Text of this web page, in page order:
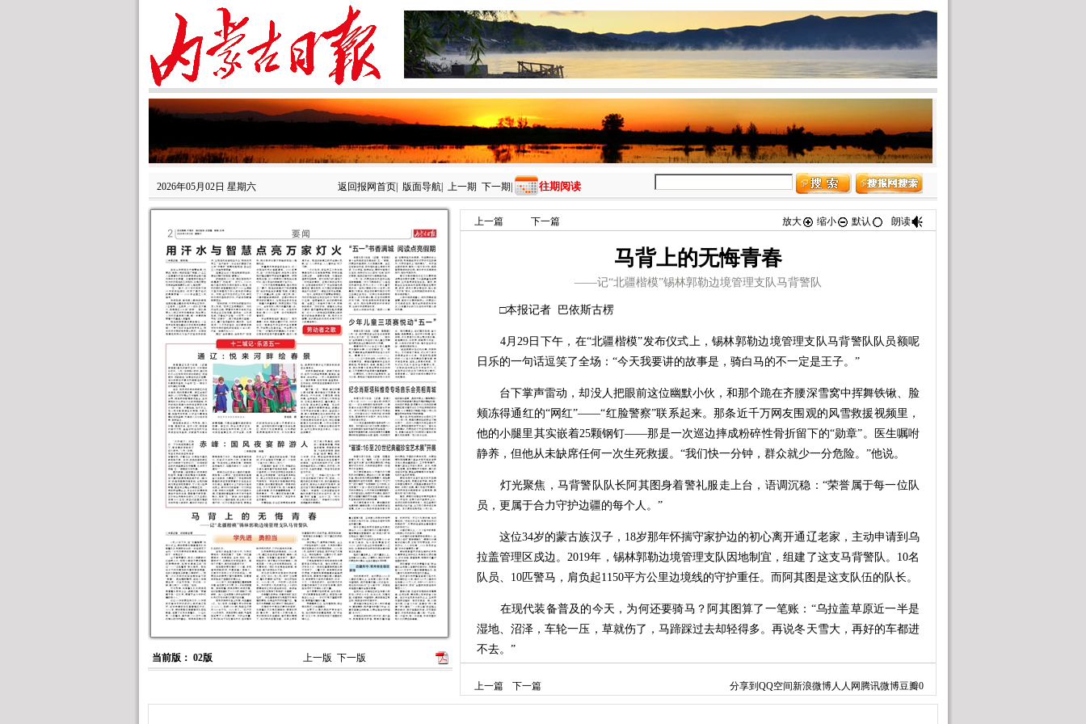
2026年05月02日 星期六 返回报网首页 版面导航 上一期 下一期 往期阅读
当前版： 02版 上一版 下一版
上一篇 下一篇 放大 缩小 默认 朗读
马背上的无悔青春
——记“北疆楷模”锡林郭勒边境管理支队马背警队
□本报记者 巴依斯古楞
4月29日下午，在“北疆楷模”发布仪式上，锡林郭勒边境管理支队马背警队队员额呢
日乐的一句话逗笑了全场：“今天我要讲的故事是，骑白马的不一定是王子。”
台下掌声雷动，却没人把眼前这位幽默小伙，和那个跪在齐腰深雪窝中挥舞铁锹、脸
颊冻得通红的“网红”——“红脸警察”联系起来。那条近千万网友围观的风雪救援视频里，
他的小腿里其实嵌着25颗钢钉——那是一次巡边摔成粉碎性骨折留下的“勋章”。医生嘱咐
静养，但他从未缺席任何一次生死救援。“我们快一分钟，群众就少一分危险。”他说。
灯光聚焦，马背警队队长阿其图身着警礼服走上台，语调沉稳：“荣誉属于每一位队
员，更属于合力守护边疆的每个人。”
这位34岁的蒙古族汉子，18岁那年怀揣守家护边的初心离开通辽老家，主动申请到乌
拉盖管理区戍边。2019年，锡林郭勒边境管理支队因地制宜，组建了这支马背警队。10名
队员、10匹警马，肩负起1150平方公里边境线的守护重任。而阿其图是这支队伍的队长。
在现代装备普及的今天，为何还要骑马？阿其图算了一笔账：“乌拉盖草原近一半是
湿地、沼泽，车轮一压，草就伤了，马蹄踩过去却轻得多。再说冬天雪大，再好的车都进
不去。”
驻地距中蒙边境仅17公里，手机信号时断时续，方圆百里人烟稀少。这群平均年龄二
十多岁的年轻人，用蒙古马的蹄声代替引擎轰鸣，将青春牢牢拴在了祖国的边境线上。
上一篇 下一篇 分享到 QQ空间新浪微博人人网 腾讯微博豆瓣0